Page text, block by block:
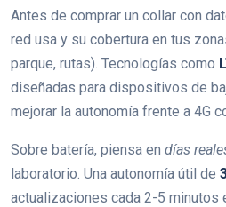
Antes de comprar un collar con
red usa y su cobertura en tus
parque, rutas). Tecnologías como
diseñadas para dispositivos de
mejorar la autonomía frente a 4G
Sobre batería, piensa en días
laboratorio. Una autonomía útil de
actualizaciones cada 2-5 minutos